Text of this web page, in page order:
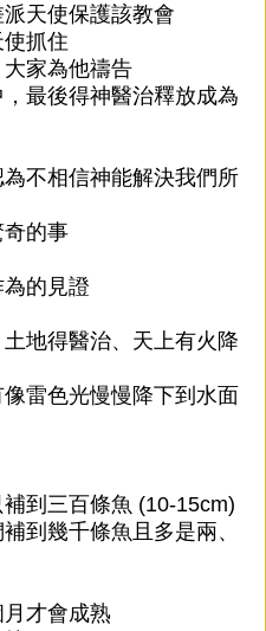
天使保護該教會
抓住
家為他禱告
最後得神醫治釋放成為
不相信神能解決我們所
的事
的見證
地得醫治、天上有火降
雷色光慢慢降下到水面
到三百條魚 (10-15cm)
到幾千條魚且多是兩、
才會成熟